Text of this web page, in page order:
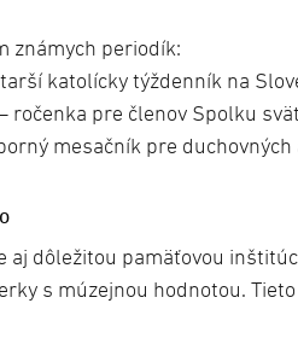
známych periodík:
katolícky týždenník na
ročenka pre členov Spolku
mesačník pre duchovných
aj dôležitou pamäťovou
s múzejnou hodnotou.